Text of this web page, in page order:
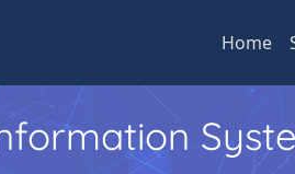
Home